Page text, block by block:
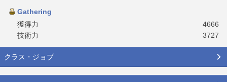
Gathering
獲得力
4666
技術力
3727
クラス・ジョブ